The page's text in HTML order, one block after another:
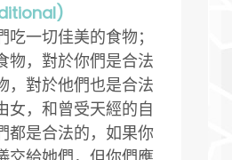
一切佳美的食物；
物，對於你們是合法
，對於他們也是合法
女，和曾受天經的自
都是合法的，如果你